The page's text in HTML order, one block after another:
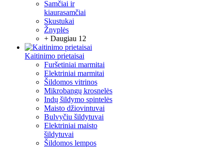
Samčiai ir
kiaurasamčiai
Skustukai
Žnyplės
+ Daugiau 12
Kaitinimo prietaisai
Furšetiniai marmitai
Elektriniai marmitai
Šildomos vitrinos
Mikrobangų krosnelės
Indų šildymo spintelės
Maisto džiovintuvai
Bulvyčiu šildytuvai
Elektriniai maisto
šildytuvai
Šildomos lempos